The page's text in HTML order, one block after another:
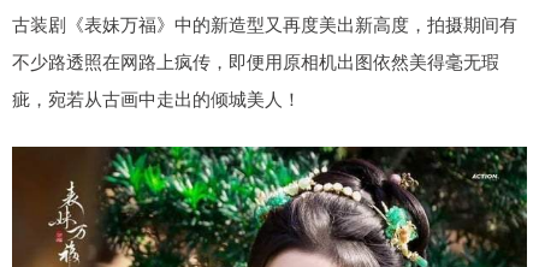
古装剧《表妹万福》中的新造型又再度美出新高度，拍摄期间有
不少路透照在网路上疯传，即便用原相机出图依然美得毫无瑕
疵，宛若从古画中走出的倾城美人！